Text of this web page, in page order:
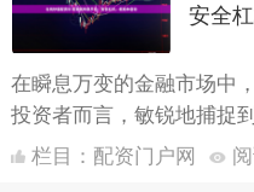
安全
在瞬息万变的金融市场中
投资者而言，敏锐地捕捉
限而难以扩大战果，只能
为一....
栏目： 配资门户网